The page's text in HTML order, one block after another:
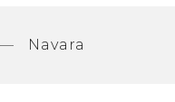
Navara